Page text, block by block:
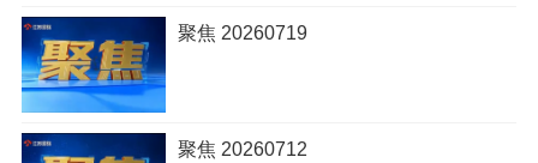
聚焦 20260719
聚焦 20260712